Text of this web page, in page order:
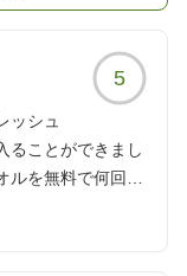
5
ッシュ
ることができまし
を無料で何回も
。価格も高く無